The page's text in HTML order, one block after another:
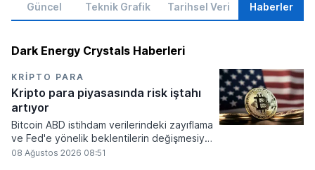
Güncel Teknik Grafik Tarihsel Veri Haberler
Dark Energy Crystals Haberleri
KRIPTO PARA
Kripto para piyasasında risk iştahı
artıyor
Bitcoin ABD istihdam verilerindeki zayıflama
ve Fed'e yönelik beklentilerin değişmesiyle
haftayı yükselişle kapattı. Kripto para
08 Ağustos 2026 08:51